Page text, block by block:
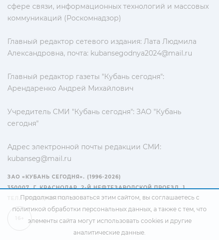
сфере связи, информационных технологий и массовых
коммуникаций (Роскомнадзор)
Главный редактор сетевого издания: Лата Людмила
Александровна, почта: kubansegodnya2024@mail.ru
Главный редактор газеты "Кубань сегодня":
Арендаренко Андрей Михайлович
Учредитель СМИ "Кубань сегодня": ЗАО "Кубань
сегодня"
Адрес электронной почты редакции СМИ:
kubanseg@mail.ru
ЗАО «КУБАНЬ СЕГОДНЯ». (1996-2026)
350007, Г. КРАСНОДАР, 2-Й НЕФТЕЗАВОДСКОЙ ПРОЕЗД, 1
ТЕЛ.: +7(861) 267-15-15
Продолжая пользоваться этим сайтом, вы соглашаетесь с
политикой обработки персональных данных, а также с тем, что
элементы сайта могут использовать cookies и другие
аналитические данные.